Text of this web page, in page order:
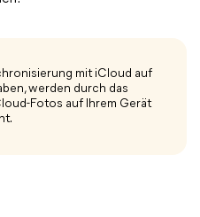
mit iCloud auf
werden durch das
Fotos auf Ihrem Gerät